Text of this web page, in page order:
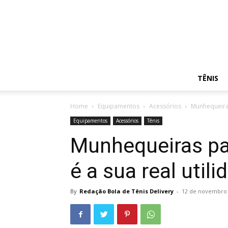
TÊNIS
Home Equipamentos Acessórios
Equipamentos Acessórios Tênis
Munhequeiras
é a sua real
By Redação Bola de Tênis Delivery - 12 de novembro